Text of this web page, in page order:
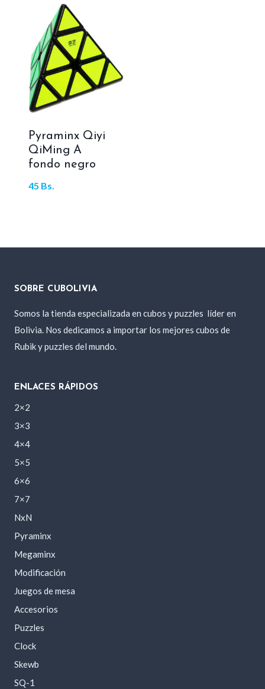
Pyraminx Qiyi
QiMing A
fondo negro
45 Bs.
SOBRE CUBOLIVIA
Somos la tienda especializada en cubos y puzzles líder en
Bolivia. Nos dedicamos a importar los mejores cubos de
Rubik y puzzles del mundo.
ENLACES RÁPIDOS
2×2
3×3
4×4
5×5
6×6
7×7
NxN
Pyraminx
Megaminx
Modificación
Juegos de mesa
Accesorios
Puzzles
Clock
Skewb
SQ-1